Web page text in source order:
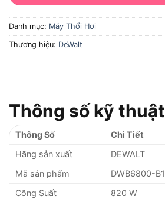
Danh mục: Máy Thổi Hơi
Thương hiệu: DeWalt
Thông số kỹ thuật
Thông Số
Chi Tiết
Hãng sản xuất
DEWALT
Mã sản phẩm
DWB6800-B1
Công Suất
820 W